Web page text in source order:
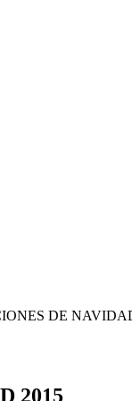
DE
2015